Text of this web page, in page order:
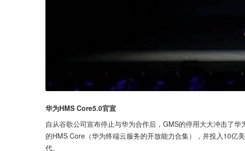
华为HMS Core5.0官宣
自从谷歌公司宣布停止与华为合作后，GMS的停用大大冲击了
的HMS Core（华为终端云服务的开放能力合集），并投入10亿
代。